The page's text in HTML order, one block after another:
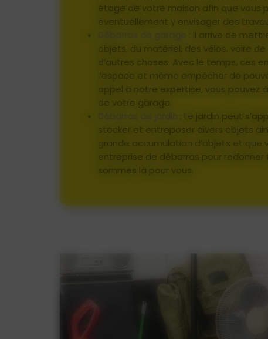
étage de votre maison afin que vous
éventuellement y envisager des
: Il arrive de
objets, du matériel, des vélos, voire
d’autres choses. Avec le temps, ces
l’espace et même empêcher de
appel à notre expertise, vous pouvez
de votre garage.
: Le jardin peut
stocker et entreposer divers objets
grande accumulation d’objets et que
entreprise de débarras pour
sommes là pour vous.